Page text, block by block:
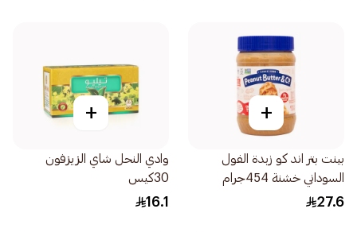
+
بينت بتر اند كو زبدة الفول
السوداني خشنة 454جرام
27.6
+
وادي النحل شاي الزيزفون
30كيس
16.1